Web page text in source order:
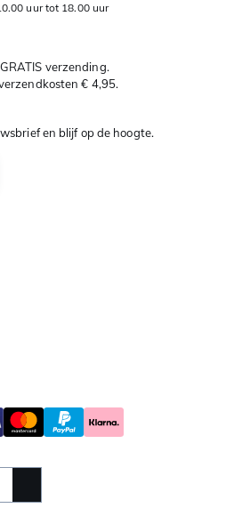
uur tot 18.00 uur
verzending.
€ 4,95.
en blijf op de hoogte.